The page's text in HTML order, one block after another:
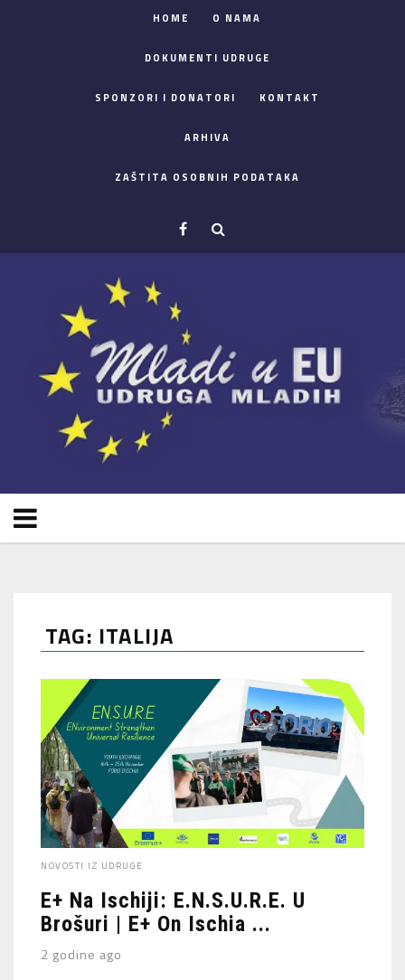
HOME O NAMA
DOKUMENTI UDRUGE
SPONZORI I DONATORI KONTAKT
ARHIVA
ZAŠTITA OSOBNIH PODATAKA
TAG: ITALIJA
NOVOSTI IZ UDRUGE
E+ Na Ischiji: E.N.S.U.R.E. U
Brošuri | E+ On Ischia ...
2 godine ago